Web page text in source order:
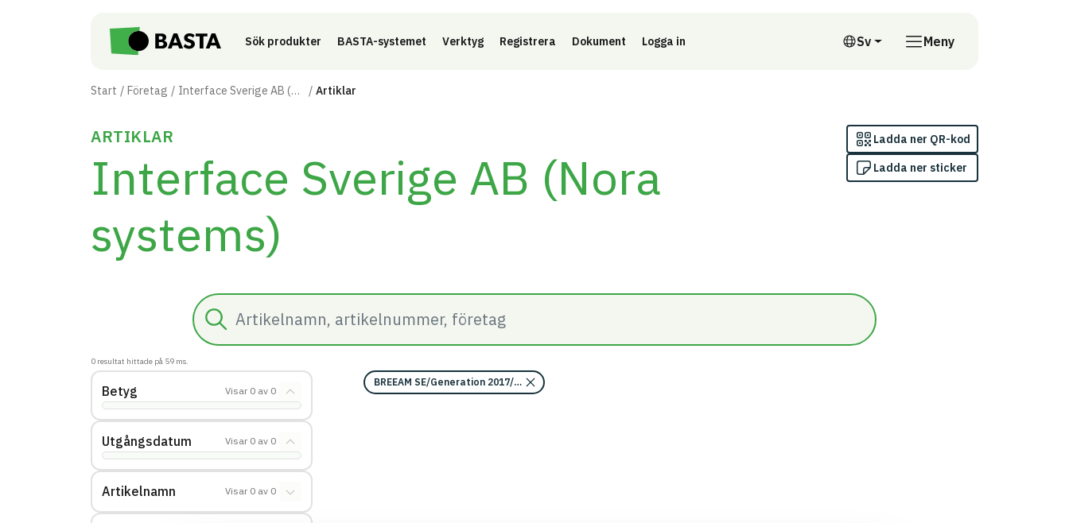
Sök produkter BASTA-systemet Verktyg Registrera Dokument Logga in Sv
Svenska
Meny
Start Företag Interface Sverige AB (Nora systems) Artiklar
ARTIKLAR
Interface Sverige AB (Nora
systems)
Ladda ner QR-kod
Ladda ner sticker
Sök
0 resultat hittade på 59 ms.
Betyg Visar 0 av 0
Utgångsdatum Visar 0 av 0
Artikelnamn Visar 0 av 0
BREEAM SE/Generation 2017/Kriterium: Mat 07 Farliga ämnen/Bedömningskriterium 2.5.8: Logbook/Uppfyller inte kraven